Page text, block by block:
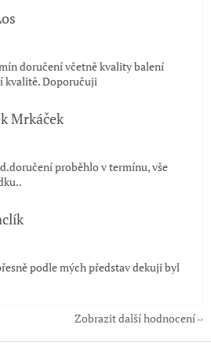
je 5 z 5 hvězdiček.
doručení včetně kvality balení
kvalitě. Doporučuji
Mrkáček
je 5 z 5 hvězdiček.
proběhlo v termínu, vše
je 5 z 5 hvězdiček.
podle mých představ dekuji byl
Zobrazit další hodnocení